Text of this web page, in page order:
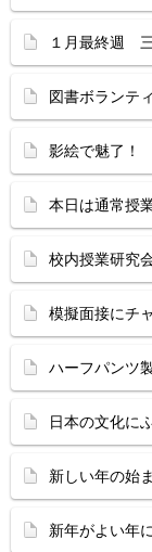
１月最終週
図書ボランテ
影絵で魅了！
本日は通常授
校内授業研究
模擬面接にチ
ハーフパンツ
日本の文化に
新しい年の始
新年がよい年